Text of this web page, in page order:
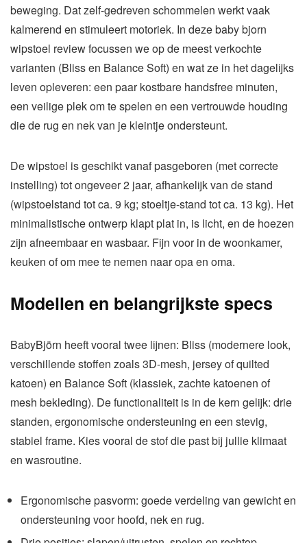
beweging. Dat zelf-gedreven schommelen werkt vaak
kalmerend en stimuleert motoriek. In deze baby bjorn
wipstoel review focussen we op de meest verkochte
varianten (Bliss en Balance Soft) en wat ze in het dagelijks
leven opleveren: een paar kostbare handsfree minuten,
een veilige plek om te spelen en een vertrouwde houding
die de rug en nek van je kleintje ondersteunt.
De wipstoel is geschikt vanaf pasgeboren (met correcte
instelling) tot ongeveer 2 jaar, afhankelijk van de stand
(wipstoelstand tot ca. 9 kg; stoeltje-stand tot ca. 13 kg). Het
minimalistische ontwerp klapt plat in, is licht, en de hoezen
zijn afneembaar en wasbaar. Fijn voor in de woonkamer,
keuken of om mee te nemen naar opa en oma.
Modellen en belangrijkste specs
BabyBjörn heeft vooral twee lijnen: Bliss (modernere look,
verschillende stoffen zoals 3D-mesh, jersey of quilted
katoen) en Balance Soft (klassiek, zachte katoenen of
mesh bekleding). De functionaliteit is in de kern gelijk: drie
standen, ergonomische ondersteuning en een stevig,
stabiel frame. Kies vooral de stof die past bij jullie klimaat
en wasroutine.
Ergonomische pasvorm: goede verdeling van gewicht en
ondersteuning voor hoofd, nek en rug.